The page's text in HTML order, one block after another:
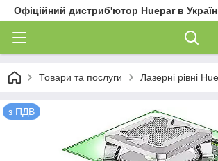
Офіційний дистриб'ютор Huepar в
Товари та послуги Лазерні рівні
з ПДВ